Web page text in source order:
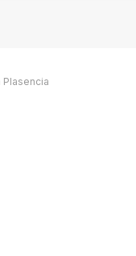
Plasencia